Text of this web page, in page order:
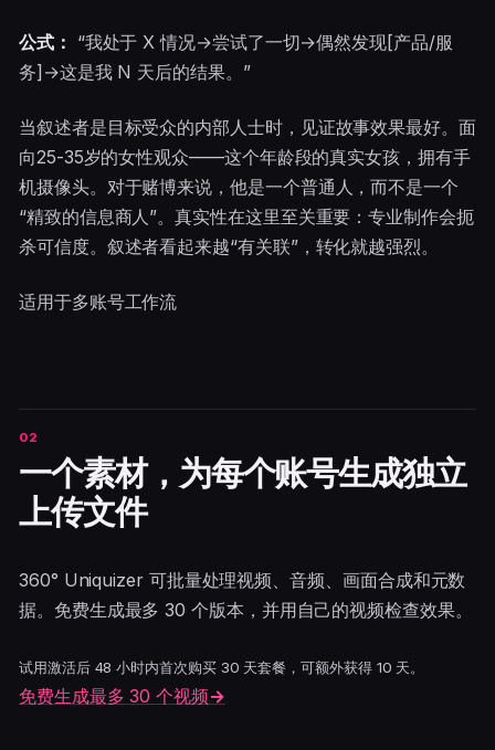
公式： “我处于 X 情况→尝试了一切→偶然发现[产品/服
务]→这是我 N 天后的结果。”
当叙述者是目标受众的内部人士时，见证故事效果最好。面
向25-35岁的女性观众——这个年龄段的真实女孩，拥有手
机摄像头。对于赌博来说，他是一个普通人，而不是一个
“精致的信息商人”。真实性在这里至关重要：专业制作会扼
杀可信度。叙述者看起来越“有关联”，转化就越强烈。
适用于多账号工作流
一个素材，为每个账号生成独立
上传文件
360° Uniquizer 可批量处理视频、音频、画面合成和元数
据。免费生成最多 30 个版本，并用自己的视频检查效果。
试用激活后 48 小时内首次购买 30 天套餐，可额外获得 10 天。
免费生成最多 30 个视频→